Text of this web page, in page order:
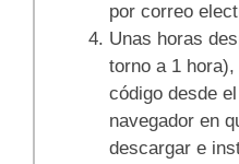
por correo
Unas horas
torno a 1
código desde
navegador en
descargar e